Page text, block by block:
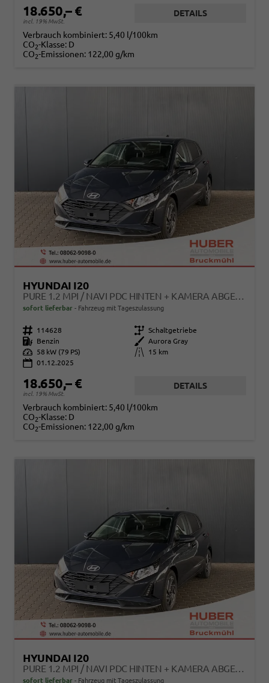
18.650,– €
incl. 19% MwSt.
DETAILS
Verbrauch kombiniert: 5,40 l/100km
CO2-Klasse: D
CO2-Emissionen: 122,00 g/km
HYUNDAI I20
PURE 1.2 MPI / NAVI PDC HINTEN + KAMERA ABGEDUNKELTE SCHEIBEN TEMPOMAT ALU 16"
sofort lieferbar Fahrzeug mit Tageszulassung
Fahrzeugnr. 114628 Getriebe Schaltgetriebe
Kraftstoff
Benzin Außenfarbe
Aurora Gray
Leistung
58 kW (79 PS) Kilometerstand
15 km
01.12.2025
18.650,– €
incl. 19% MwSt.
DETAILS
Verbrauch kombiniert: 5,40 l/100km
CO2-Klasse: D
CO2-Emissionen: 122,00 g/km
HYUNDAI I20
PURE 1.2 MPI / NAVI PDC HINTEN + KAMERA ABGEDUNKELTE SCHEIBEN TEMPOMAT ALU 16"
sofort lieferbar Fahrzeug mit Tageszulassung